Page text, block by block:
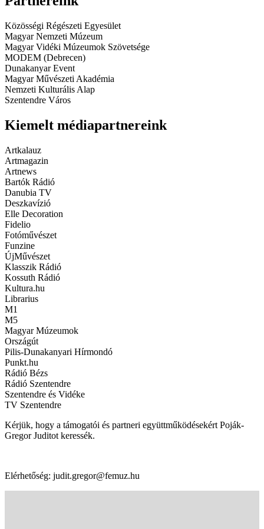
Közösségi Régészeti Egyesület
Magyar Nemzeti Múzeum
Magyar Vidéki Múzeumok Szövetsége
MODEM (Debrecen)
Dunakanyar Event
Magyar Művészeti Akadémia
Nemzeti Kulturális Alap
Szentendre Város
Kiemelt médiapartnereink
Artkalauz
Artmagazin
Artnews
Bartók Rádió
Danubia TV
Deszkavízió
Elle Decoration
Fidelio
Fotóművészet
Funzine
ÚjMűvészet
Klasszik Rádió
Kossuth Rádió
Kultura.hu
Librarius
M1
M5
Magyar Múzeumok
Országút
Pilis-Dunakanyari Hírmondó
Punkt.hu
Rádió Bézs
Rádió Szentendre
Szentendre és Vidéke
TV Szentendre
Kérjük, hogy a támogatói és partneri együttműködésekért Poják-
Gregor Juditot keressék.
Elérhetőség: judit.gregor@femuz.hu